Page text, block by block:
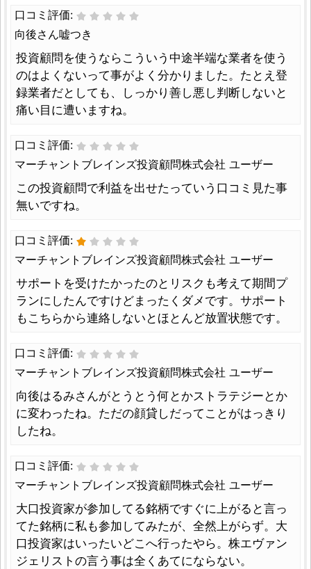
口コミ評価:
向後さん嘘つき
投資顧問を使うならこういう中途半端な業者を使う
のはよくないって事がよく分かりました。たとえ登
録業者だとしても、しっかり善し悪し判断しないと
痛い目に遭いますね。
口コミ評価:
マーチャントブレインズ投資顧問株式会社 ユーザー
この投資顧問で利益を出せたっていう口コミ見た事
無いですね。
口コミ評価:
マーチャントブレインズ投資顧問株式会社 ユーザー
サポートを受けたかったのとリスクも考えて期間プ
ランにしたんですけどまったくダメです。サポート
もこちらから連絡しないとほとんど放置状態です。
口コミ評価:
マーチャントブレインズ投資顧問株式会社 ユーザー
向後はるみさんがとうとう何とかストラテジーとか
に変わったね。ただの顔貸しだってことがはっきり
したね。
口コミ評価:
マーチャントブレインズ投資顧問株式会社 ユーザー
大口投資家が参加してる銘柄ですぐに上がると言っ
てた銘柄に私も参加してみたが、全然上がらず。大
口投資家はいったいどこへ行ったやら。株エヴァン
ジェリストの言う事は全くあてにならない。